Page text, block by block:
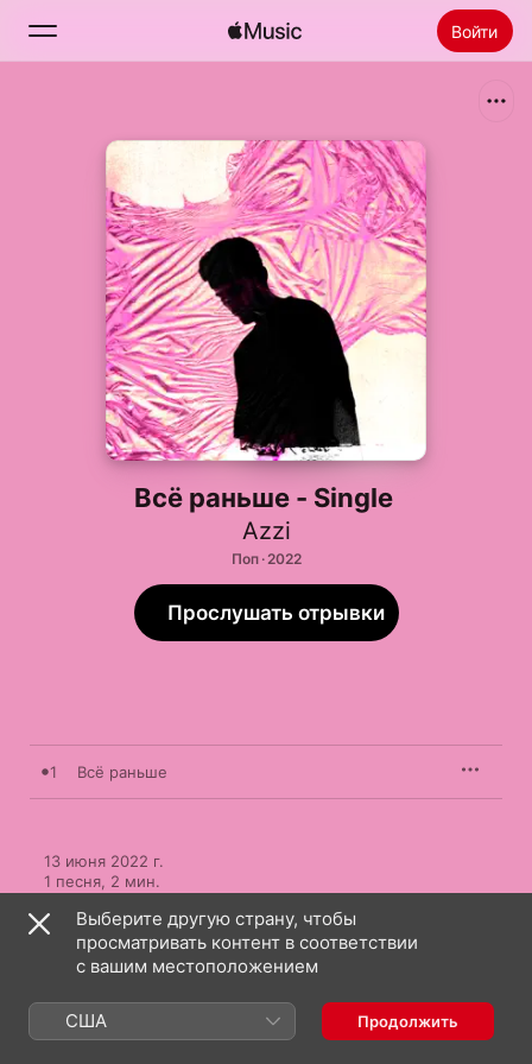
Войти
Главная
Радио
Установить Apple Music
Всё раньше - Single
Azzi
Поп · 2022
Прослушать отрывки
1 Всё раньше
13 июня 2022 г.
1 песня, 2 мин.
Azzi: еще
Выберите другую страну, чтобы
просматривать контент в соответствии
с вашим местоположением
США Продолжить